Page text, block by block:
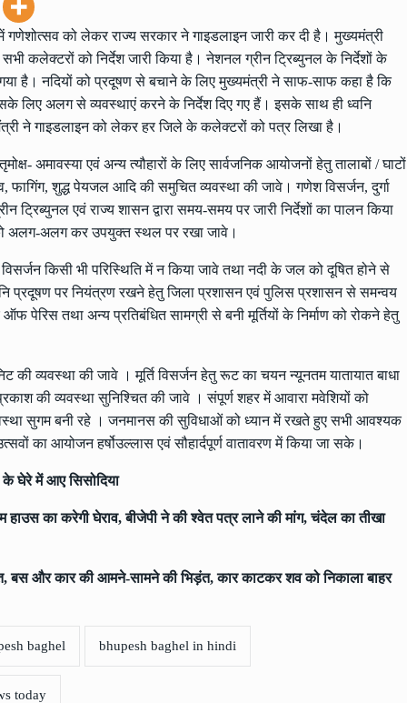
गणेशोत्सव को लेकर राज्य सरकार ने गाइडलाइन जारी कर दी है। मुख्यमंत्री
कलेक्टरों को निर्देश जारी किया है। नेशनल ग्रीन ट्रिब्युनल के निर्देशों के
गया है। नदियों को प्रदूषण से बचाने के लिए मुख्यमंत्री ने साफ-साफ कहा है कि
इसके लिए अलग से व्यवस्थाएं करने के निर्देश दिए गए हैं। इसके साथ ही ध्वनि
ने गाइडलाइन को लेकर हर जिले के कलेक्टरों को पत्र लिखा है।
अमावस्या एवं अन्य त्यौहारों के लिए सार्वजनिक आयोजनों हेतु तालाबों / घाटों
फागिंग, शुद्ध पेयजल आदि की समुचित व्यवस्था की जावे। गणेश विसर्जन, दुर्गा
ट्रिब्युनल एवं राज्य शासन द्वारा समय-समय पर जारी निर्देशों का पालन किया
को अलग-अलग कर उपयुक्त स्थल पर रखा जावे।
किसी भी परिस्थिति में न किया जावे तथा नदी के जल को दूषित होने से
प्रदूषण पर नियंत्रण रखने हेतु जिला प्रशासन एवं पुलिस प्रशासन से समन्वय
पेरिस तथा अन्य प्रतिबंधित सामग्री से बनी मूर्तियों के निर्माण को रोकने हेतु
व्यवस्था की जावे । मूर्ति विसर्जन हेतु रूट का चयन न्यूनतम यातायात बाधा
की व्यवस्था सुनिश्चित की जावे । संपूर्ण शहर में आवारा मवेशियों को
सुगम बनी रहे । जनमानस की सुविधाओं को ध्यान में रखते हुए सभी आवश्यक
का आयोजन हर्षोउल्लास एवं सौहार्दपूर्ण वातावरण में किया जा सके।
घेरे में आए सिसोदिया
हाउस का करेगी घेराव, बीजेपी ने की श्वेत पत्र लाने की मांग, चंदेल का तीखा
बस और कार की आमने-सामने की भिड़ंत, कार काटकर शव को निकाला बाहर
baghel bhupesh baghel in hindi
today